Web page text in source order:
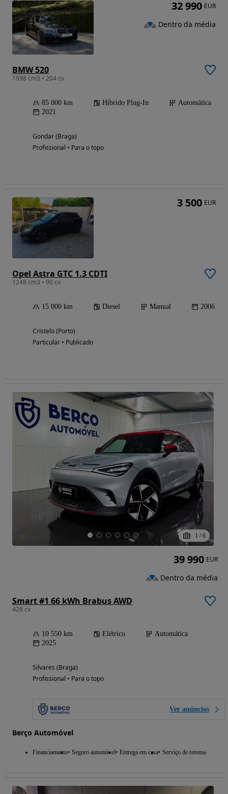
BMW 520
1998 cm3 • 204 cv
85 000 km Híbrido Plug-In
Automática
2021
Gondar (Braga)
Profissional • Para o topo
32 990 EUR
Dentro da média
Opel Astra GTC 1.3 CDTI
1248 cm3 • 90 cv
15 000 km Diesel Manual 2006
Cristelo (Porto)
Particular • Publicado
3 500 EUR
1 / 6
Smart #1 66 kWh Brabus AWD
428 cv
10 550 km Elétrico
Automática
2025
Silvares (Braga)
Profissional • Para o topo
Ver anúncios
Berço Automóvel
Financiamento Seguro automóvel Entrega em casa Serviço de retoma
39 990 EUR
Dentro da média